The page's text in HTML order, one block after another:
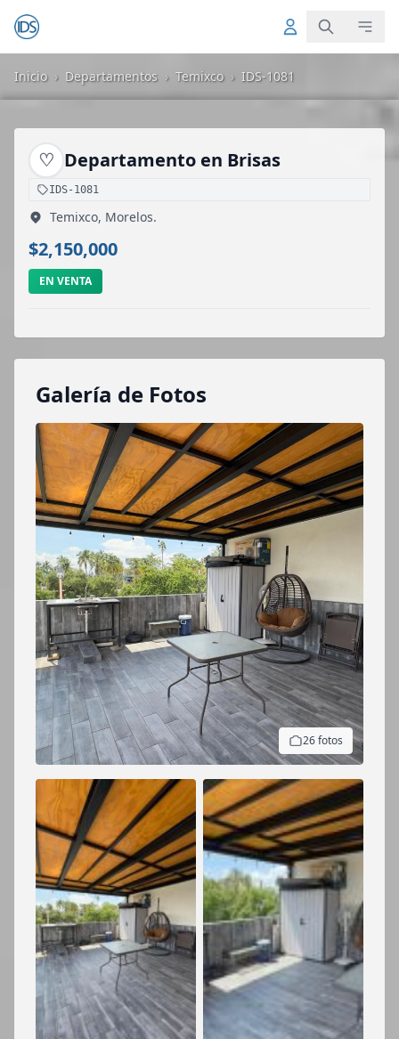
Inicio › Departamentos › Temixco › IDS-1081
♡ Departamento en Brisas
IDS-1081
Temixco, Morelos.
$2,150,000
EN VENTA
Galería de Fotos
26 fotos